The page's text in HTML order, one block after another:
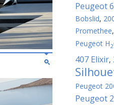
Peugeot
Bobslid,
Promethee,
Peugeot H2
407 Elixir,
Peugeot
Peugeot